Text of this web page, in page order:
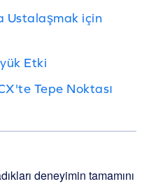
Ustalaşmak için
Etki
Tepe Noktası
deneyimin tamamını